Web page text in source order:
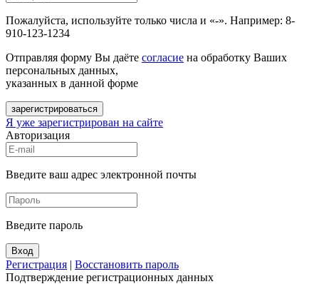
Пожалуйста, используйте только числа и «-». Например: 8-
910-123-1234
Отправляя форму Вы даёте согласие на обработку Ваших
персональных данных,
указанных в данной форме
зарегистрироваться
Я уже зарегистрирован на сайте
Авторизация
Введите ваш адрес электронной почты
Введите пароль
Вход
Регистрация | Восстановить пароль
Подтверждение регистрационных данных